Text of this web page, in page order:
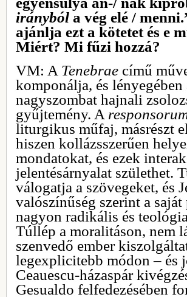
irányból a vég elé /
ajánlja ezt a kötetet és e
Miért? Mi fűzi hozzá?
VM: A Tenebrae című
komponálja, és
nagyszombat hajnali
gyűjtemény. A
liturgikus műfaj, másrészt
hiszen kollázsszerűen
mondatokat, és ezek
jelentésárnyalat születhet.
válogatja a szövegeket, és
valószínűség szerint a
nagyon radikális és
Túllép a moralitáson, nem
szenvedő ember
legexplicitebb módon – és
Ceauescu-házaspár
Gesualdo felfedezésében